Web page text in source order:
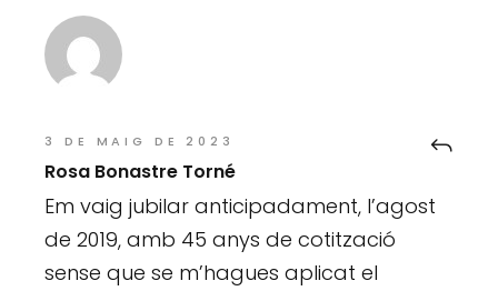
3 DE MAIG DE 2023
Rosa Bonastre Torné
Em vaig jubilar anticipadament, l’agost
de 2019, amb 45 anys de cotització
sense que se m’hagues aplicat el